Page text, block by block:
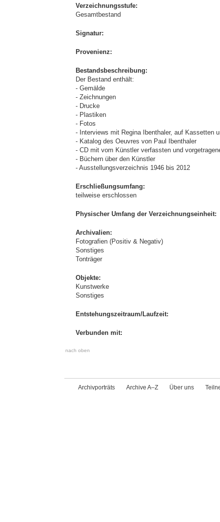
Verzeichnungsstufe:
Gesamtbestand
Signatur:
Provenienz:
Bestandsbeschreibung:
Der Bestand enthält:
- Gemälde
- Zeichnungen
- Drucke
- Plastiken
- Fotos
- Interviews mit Regina Ibenthaler, auf Kassetten
- Katalog des Oeuvres von Paul Ibenthaler
- CD mit vom Künstler verfassten und
- Büchern über den Künstler
- Ausstellungsverzeichnis 1946 bis 2012
Erschließungsumfang:
teilweise erschlossen
Physischer Umfang der Verzeichnungseinheit:
Archivalien:
Fotografien (Positiv & Negativ)
Sonstiges
Tonträger
Objekte:
Kunstwerke
Sonstiges
Entstehungszeitraum/Laufzeit:
Verbunden mit:
nach oben
Archivporträts Archive A–Z Über uns